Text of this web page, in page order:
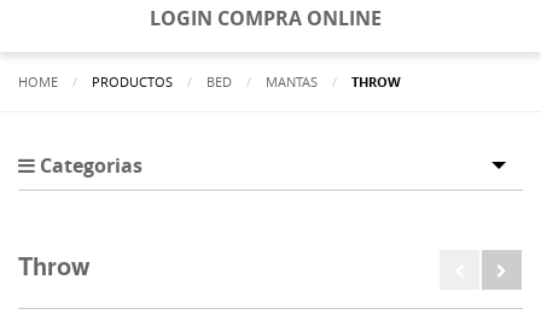
LOGIN COMPRA ONLINE
HOME PRODUCTOS BED MANTAS ACTUALMENTE:
THROW
Categorias
Throw